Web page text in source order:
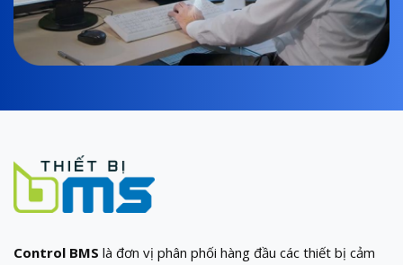
Control BMS là đơn vị phân phối hàng đầu các thiết bị cảm